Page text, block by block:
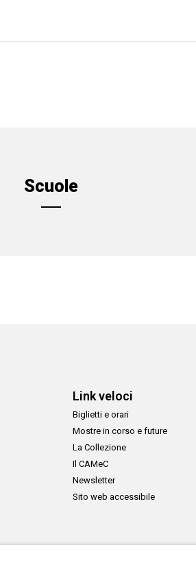
Scuole
Link veloci
Biglietti e orari
Mostre in corso e future
La Collezione
Il CAMeC
Newsletter
Sito web accessibile